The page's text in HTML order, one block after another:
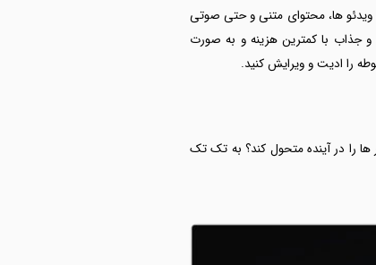
ویدئو ها، محتوای متنی و حتی صوتی
و جذاب با کمترین هزینه و به صورت
را ادیت و ویرایش کنید.
را در آینده متحول کند؟ به تک تک